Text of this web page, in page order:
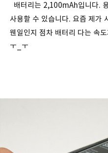
배터리는 2,100mAh입니다.
사용할 수 있습니다. 요즘 제가
웬일인지 점차 배터리 다는 속
ㅜ_ㅜ